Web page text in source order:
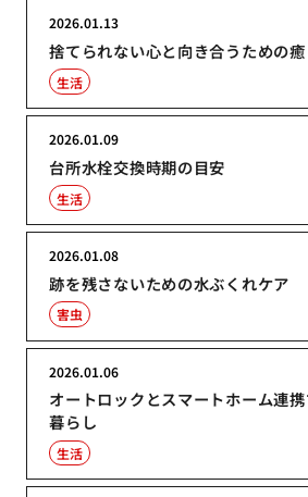
捨てられない心と向き合うための
2026.01.13
生活
台所水栓交換時期の目安
2026.01.09
生活
跡を残さないための水ぶくれケア
2026.01.08
害虫
オートロックとスマートホーム連
暮らし
2026.01.06
生活